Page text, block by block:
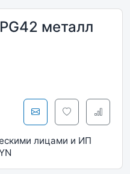
металл
лицами и ИП